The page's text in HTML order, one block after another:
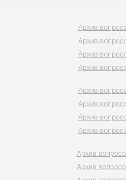
Архив
Архив
Архив
Архив
Архив
Архив
Архив
Архив
Архив
Архив